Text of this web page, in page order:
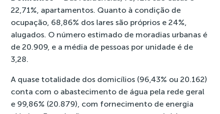
22,71%, apartamentos. Quanto à condição de
ocupação, 68,86% dos lares são próprios e 24%,
alugados. O número estimado de moradias urbanas é
de 20.909, e a média de pessoas por unidade é de
3,28.
A quase totalidade dos domicílios (96,43% ou 20.162)
conta com o abastecimento de água pela rede geral
e 99,86% (20.879), com fornecimento de energia